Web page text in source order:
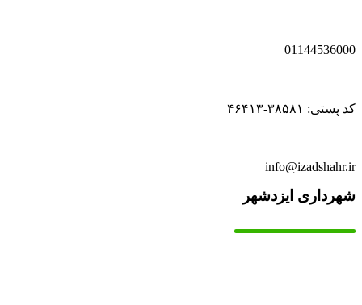
01144536000
کد پستی: ۳۸۵۸۱-۴۶۴۱۳
info@izadshahr.ir
شهرداری ایزدشهر